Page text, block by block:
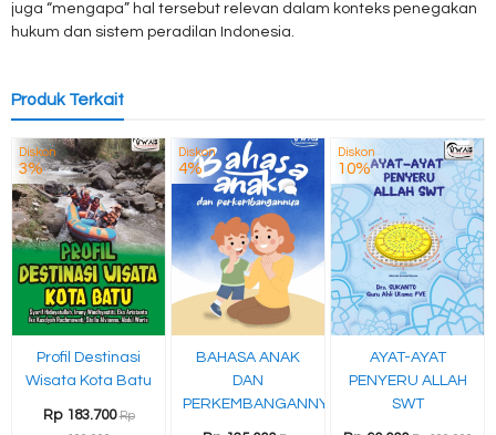
juga “mengapa” hal tersebut relevan dalam konteks penegakan
hukum dan sistem peradilan Indonesia.
Produk Terkait
Diskon
3%
Profil Destinasi
Wisata Kota Batu
Rp 183.700 Rp
Diskon
4%
BAHASA ANAK
DAN
PERKEMBANGANNYA
Diskon
10%
AYAT-AYAT
PENYERU ALLAH
SWT